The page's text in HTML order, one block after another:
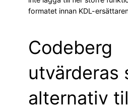
formatet innan KDL-
Codeberg
utvärderas
alternativ